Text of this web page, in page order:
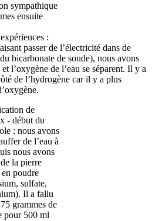
sympathique
ensuite
:
passer de l’électricité dans de
bicarbonate de soude), nous avons
l’oxygène de l’eau se séparent. Il y a
de l’hydrogène car il y a plus
de
- début du
: nous avons
de l’eau à
nous avons
la pierre
en poudre
sulfate,
Il a fallu
grammes de
pour 500 ml